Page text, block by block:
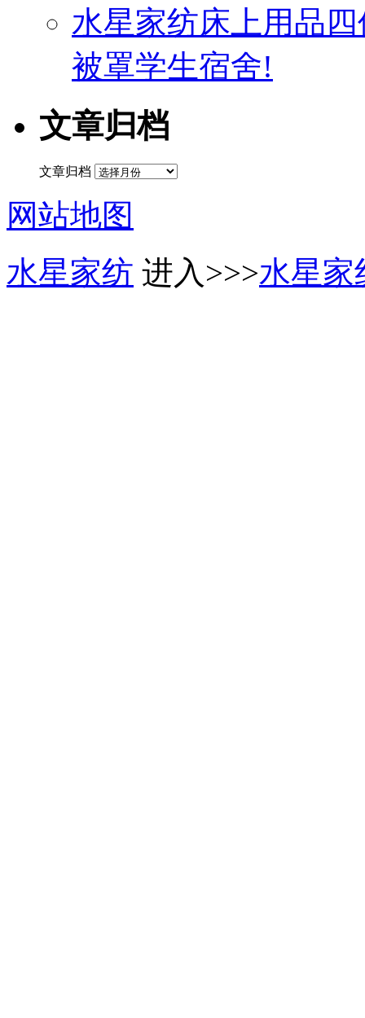
水星家纺床上用品
被罩学生宿舍!
文章归档
文章归档
网站地图
水星家纺 进入>>>水星家